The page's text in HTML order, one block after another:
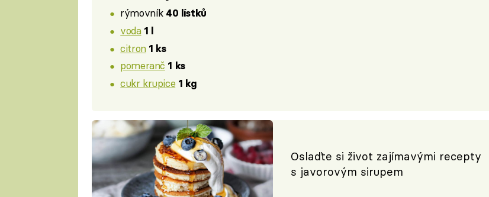
rýmovník 40 lístků
voda 1 l
citron 1 ks
pomeranč 1 ks
cukr krupice 1 kg
Oslaďte si život zajímavými recepty
s javorovým sirupem